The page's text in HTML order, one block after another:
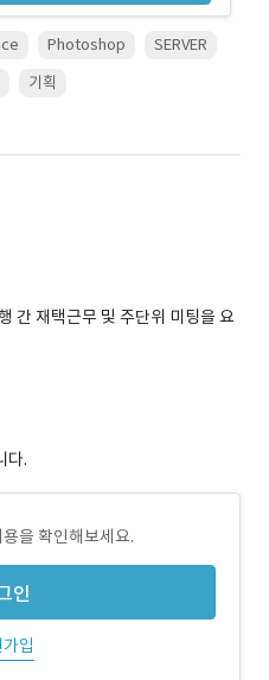
Photoshop
SERVER
기획
간 재택근무 및 주단위 미팅을 요
다.
을 확인해보세요.
인
입